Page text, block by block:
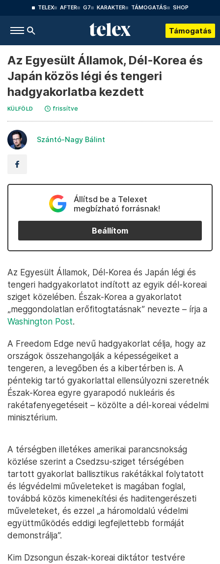
TELEX AFTER G7 KARAKTER TÁMOGATÁS SHOP
Támogatás
Az Egyesült Államok, Dél-Korea és
Japán közös légi és tengeri
hadgyakorlatba kezdett
KÜLFÖLD frissítve
Szántó-Nagy Bálint
Állítsd be a Telexet
megbízható forrásnak!
Beállítom
Az Egyesült Államok, Dél-Korea és Japán légi és
tengeri hadgyakorlatot indított az egyik dél-koreai
sziget közelében. Észak-Korea a gyakorlatot
„meggondolatlan erőfitogtatásnak” nevezte – írja a
Washington Post.
A Freedom Edge nevű hadgyakorlat célja, hogy az
országok összehangolják a képességeiket a
tengeren, a levegőben és a kibertérben is. A
péntekig tartó gyakorlattal ellensúlyozni szeretnék
Észak-Korea egyre gyarapodó nukleáris és
rakétafenyegetéseit – közölte a dél-koreai védelmi
minisztérium.
A térségben illetékes amerikai parancsnokság
közlése szerint a Csedzsu-sziget térségében
tartott gyakorlat ballisztikus rakétákkal folytatott
és légvédelmi műveleteket is magában foglal,
továbbá közös kimenekítési és haditengerészeti
műveleteket, és ezzel „a háromoldalú védelmi
együttműködés eddigi legfejlettebb formáját
demonstrálja”.
Kim Dzsongun észak-koreai diktátor testvére